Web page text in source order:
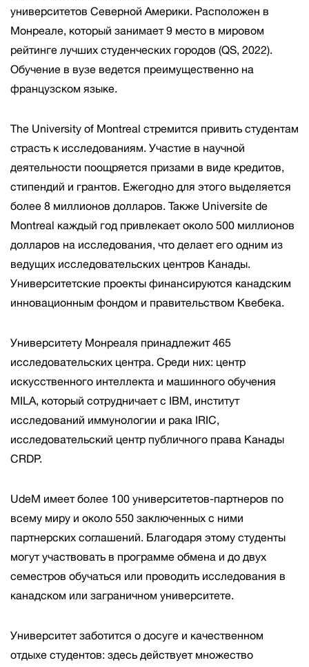
университетов Северной Америки. Расположен в
Монреале, который занимает 9 место в мировом
рейтинге лучших студенческих городов (QS, 2022).
Обучение в вузе ведется преимущественно на
французском языке.
The University of Montreal стремится привить студентам
страсть к исследованиям. Участие в научной
деятельности поощряется призами в виде кредитов,
стипендий и грантов. Ежегодно для этого выделяется
более 8 миллионов долларов. Также Universite de
Montreal каждый год привлекает около 500 миллионов
долларов на исследования, что делает его одним из
ведущих исследовательских центров Канады.
Университетские проекты финансируются канадским
инновационным фондом и правительством Квебека.
Университету Монреаля принадлежит 465
исследовательских центра. Среди них: центр
искусственного интеллекта и машинного обучения
MILA, который сотрудничает с IBM, институт
исследований иммунологии и рака IRIC,
исследовательский центр публичного права Канады
CRDP.
UdeM имеет более 100 университетов-партнеров по
всему миру и около 550 заключенных с ними
партнерских соглашений. Благодаря этому студенты
могут участвовать в программе обмена и до двух
семестров обучаться или проводить исследования в
канадском или заграничном университете.
Университет заботится о досуге и качественном
отдыхе студентов: здесь действует множество